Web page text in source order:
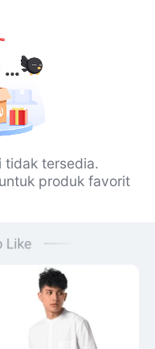
tidak tersedia.
produk favorit